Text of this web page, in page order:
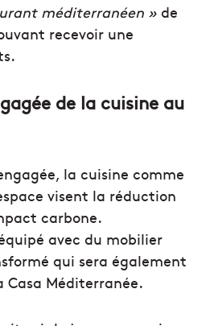
méditerranéen » de
recevoir une
de la cuisine au
la cuisine comme
visent la réduction
carbone.
avec du mobilier
qui sera également
Casa Méditerranée.